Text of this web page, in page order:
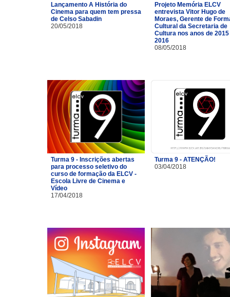
Lançamento A História do
Cinema para quem tem pressa
de Celso Sabadin
20/05/2018
Projeto Memória ELCV
entrevista Vitor Hugo de
Moraes, Gerente de
Cultural da Secretaria de
Cultura nos anos de 2015
2016
08/05/2018
Turma 9 - Inscrições abertas
para processo seletivo do
curso de formação da ELCV -
Escola Livre de Cinema e
Vídeo
17/04/2018
Turma 9 - ATENÇÃO!
03/04/2018